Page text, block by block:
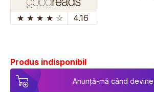
★ ★ ★ ★ ☆ 4.16
Produs indisponibil
Anunță-mă când